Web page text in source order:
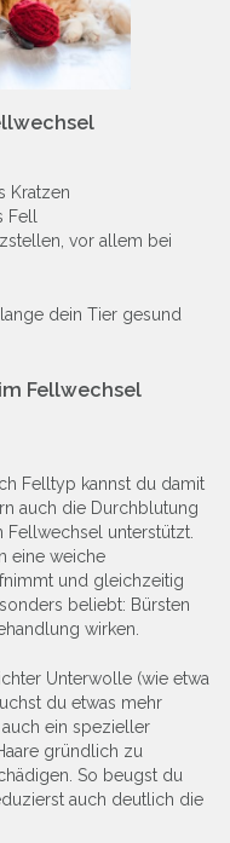
Kratzen
Fell
vor allem bei
dein Tier gesund
Fellwechsel
Felltyp kannst du damit
auch die Durchblutung
unterstützt.
eine weiche
und gleichzeitig
beliebt: Bürsten
wirken.
Unterwolle (wie etwa
du etwas mehr
ein spezieller
gründlich zu
So beugst du
auch deutlich die